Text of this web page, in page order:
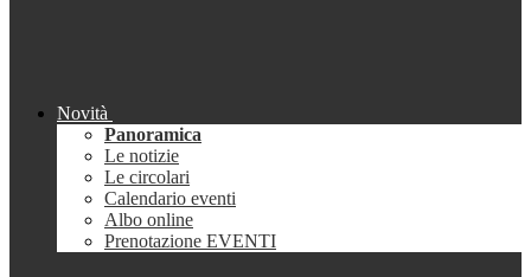
Novità
Panoramica
Le notizie
Le circolari
Calendario eventi
Albo online
Prenotazione EVENTI